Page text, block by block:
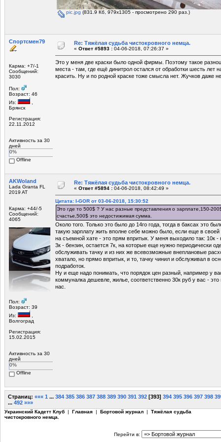
pic.jpg (831.9 Кб, 979x1305 - просмотрено 290 раз.)
Спортсмен79
Карма: +7/-1
Сообщений:
3030
Пол:
Возраст: 46
Из:
Брянск
Регистрация:
22.11.2012
Активность за 30
дней
0%
Offline
Re: Тяжёлая судьба чистокровного немца.
« Ответ #5893 : 04-06-2018, 07:26:37 »
Это у меня две краски было одной фирмы. Поэтому такое
места - там, где ещё динитрол остался от обработки шесть лет
красить. Ну и по родной краске тоже смысла нет. Жучков даже
AKWoland
Lada Granta FL
2019 AT
Карма: +44/-5
Сообщений:
4065
Пол:
Возраст: 39
Из:
Волгоград
Регистрация:
15.02.2015
Активность за 30
дней
0%
Offline
Re: Тяжёлая судьба чистокровного немца.
« Ответ #5894 : 04-06-2018, 08:42:49 »
Цитата: I-GOR от 03-06-2018, 15:30:52
Это где то 500$ ? У нас разные представления о зарплате,150-
счастье,500$ это недостижимая сумма.
Около того. Только это было до 14го года, тогда в баксах это
такую зарплату жить вполне себе можно было, если еще в
на съемной хате - это прям впритык. У меня выходило так: 10к -
3к - бензин, остается 7к, на которые еще нужно периодически
обслуживать тачку и из них же всевозможные внеплановые
хватало, но прямо впритык, и то, тачку чинил и обслуживал в
подработок.
Ну и еще надо понимать, что порядок цен разный, например у
коммуналка дешевле, жилье, соответственно 30к руб у вас -
нас.
Страниц: ««« 1 ... 384 385 386 387 388 389 390 391 392 [393] 394 395 396 397 398
... 492 »»»
Украинский Кадетт Клуб | Главная | Бортовой журнал | Тяжёлая судьба
чистокровного немца.
Перейти в: